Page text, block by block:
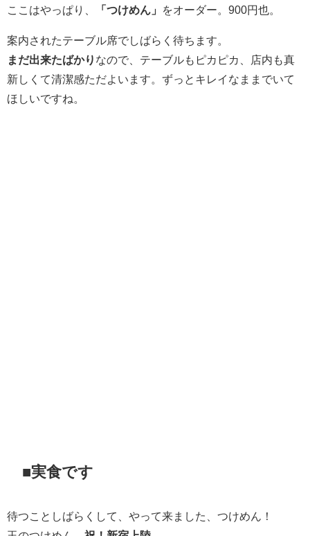
ここはやっぱり、
「つけめん」 をオーダー。900円也。
案内されたテーブル席でしばらく待ちます。
まだ出来たばかり なので、テーブルもピカピカ、店内も真
新しくて清潔感ただよいます。ずっとキレイなままでいて
ほしいですね。
■実食です
待つことしばらくして、やって来ました、つけめん！